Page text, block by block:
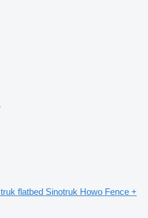
truk flatbed Sinotruk Howo Fence +